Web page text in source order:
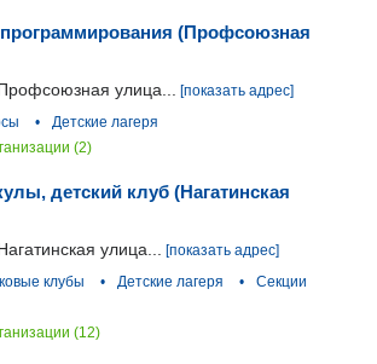
(Профсоюзная
улица...
[показать адрес]
•
Детские лагеря
(2)
детский клуб (Нагатинская
улица...
[показать адрес]
клубы • Детские лагеря •
Секции
(12)